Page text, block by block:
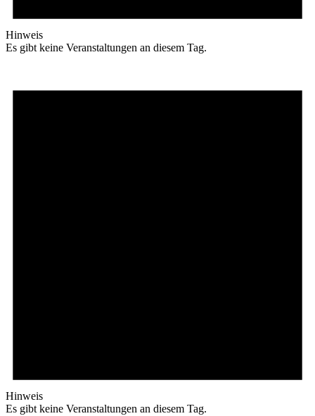
Hinweis
Es gibt keine Veranstaltungen an diesem Tag.
Hinweis
Es gibt keine Veranstaltungen an diesem Tag.